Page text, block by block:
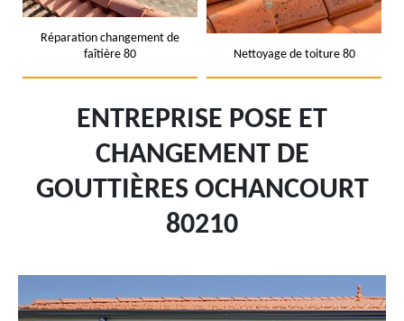
Réparation changement de
faîtière 80
Nettoyage de toiture 80
ENTREPRISE POSE ET
CHANGEMENT DE
GOUTTIÈRES OCHANCOURT
80210